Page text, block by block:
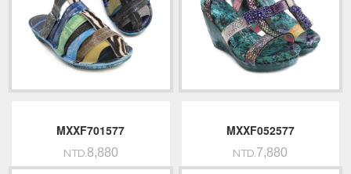
MXXF701577
NTD.8,880
MXXF052577
NTD.7,880